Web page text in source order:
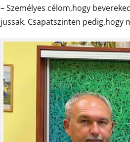
– Személyes célom,hogy
jussak. Csapatszinten pedig,hogy